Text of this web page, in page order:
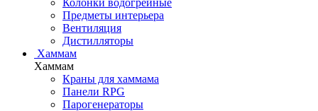
Колонки водогрейные
Предметы интерьера
Вентиляция
Дистилляторы
Хаммам
Хаммам
Краны для хаммама
Панели RPG
Парогенераторы